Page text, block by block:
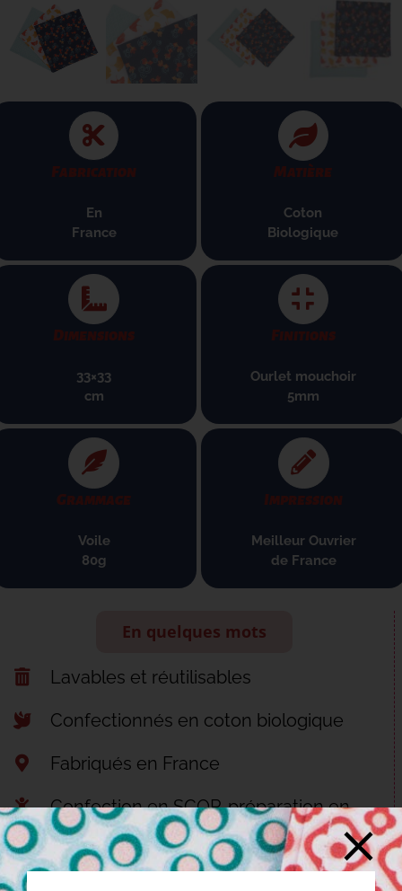
Fabrication
En
France
Matière
Coton
Biologique
Dimensions
33×33
cm
Finitions
Ourlet mouchoir
5mm
Grammage
Voile
80g
Impression
Meilleur Ouvrier
de France
En quelques mots
Lavables et réutilisables
Confectionnés en coton biologique
Fabriqués en France
Confection en SCOP, préparation en
ESAT